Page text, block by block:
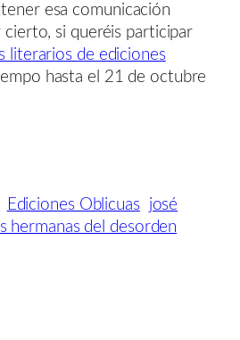
esa comunicación
cierto, si queréis participar
literarios de ediciones
hasta el 21 de octubre
Ediciones Oblicuas
josé
hermanas del desorden